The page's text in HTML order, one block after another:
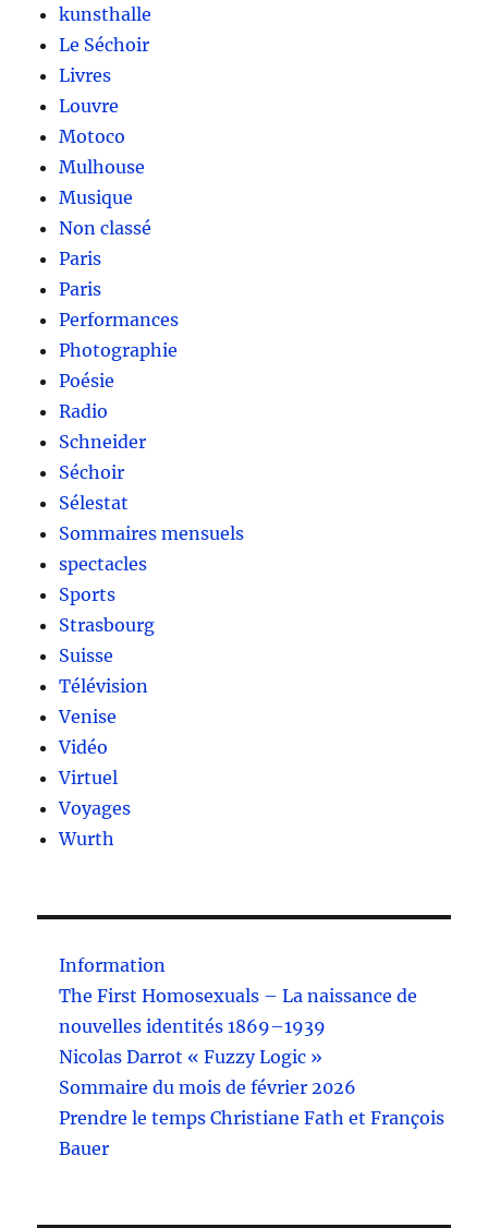
kunsthalle
Le Séchoir
Livres
Louvre
Motoco
Mulhouse
Musique
Non classé
Paris
Paris
Performances
Photographie
Poésie
Radio
Schneider
Séchoir
Sélestat
Sommaires mensuels
spectacles
Sports
Strasbourg
Suisse
Télévision
Venise
Vidéo
Virtuel
Voyages
Wurth
Information
The First Homosexuals – La naissance de
nouvelles identités 1869–1939
Nicolas Darrot « Fuzzy Logic »
Sommaire du mois de février 2026
Prendre le temps Christiane Fath et François
Bauer